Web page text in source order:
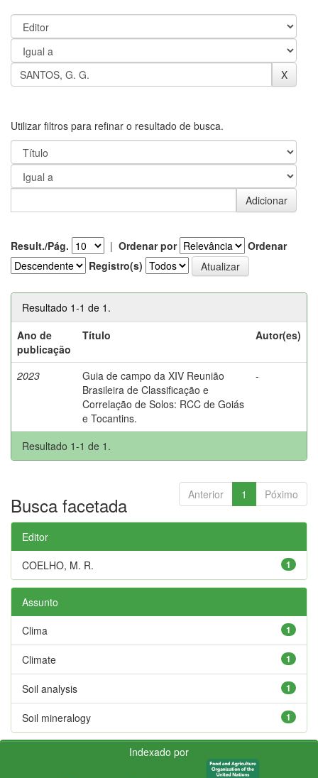
Utilizar filtros para refinar o resultado de busca.
Result./Pág. | Ordenar por
Ordenar
Registro(s)
Resultado 1-1 de 1.
Ano de
publicação
Título Autor(es)
2023
Guia de campo da XIV Reunião
Brasileira de Classificação e
Correlação de Solos: RCC de Goiás
e Tocantins.
-
Resultado 1-1 de 1.
Anterior 1 Póximo
Busca facetada
Editor
1
COELHO, M. R.
Assunto
1
Clima
1
Climate
1
Soil analysis
1
Soil mineralogy
Indexado por